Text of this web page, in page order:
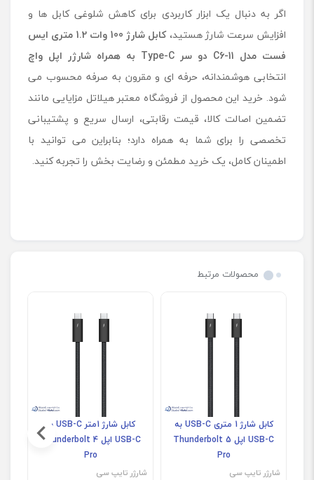
اگر به دنبال یک ابزار کاربردی برای کاهش شلوغی کابل ها و
افزایش سرعت شارژ هستید،کابل شارژ 100 وات1.2 متری ایس
فست مدل C6-11 دو سر Type-C به همراه شارژر اپل واچ
انتخابی هوشمندانه، حرفه ای و مقرون به صرفه محسوب می
شود. خرید این محصول از فروشگاه معتبر هیلاتل مزایایی مانند
تضمین اصالت کالا، قیمت رقابتی، ارسال سریع و پشتیبانی
تخصصی را برای شما به همراه دارد؛ بنابراین می توانید با
اطمینان کامل، یک خرید مطمئن و رضایت بخش را تجربه کنید.
محصولات مرتبط
کابل شارژ 1 متری USB-C به
USB-C اپل Thunderbolt 5
Pro
شارژر تایپ سی
کابل شارژ 1متر USB-C به
USB-C اپل Thunderbolt 4
Pro
شارژر تایپ سی